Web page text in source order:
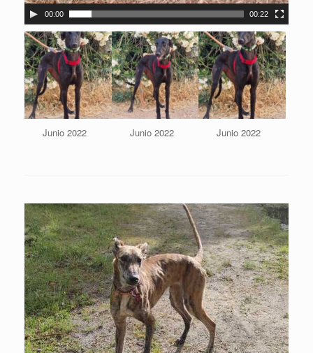
00:00 00:22
Junio 2022 Junio 2022 Junio 2022